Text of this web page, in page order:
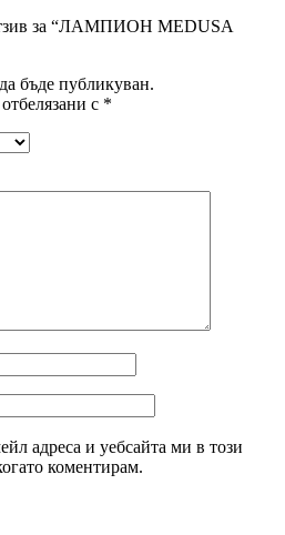
за “ЛАМПИОН MEDUSA
бъде публикуван.
с *
адреса и уебсайта ми в този
коментирам.